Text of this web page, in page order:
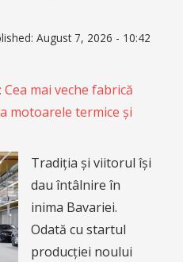
August 7, 2026 - 10:42
mai veche fabrică
motoarele termice și
Tradiția și viitorul își
dau întâlnire în
inima Bavariei.
Odată cu startul
producției noului